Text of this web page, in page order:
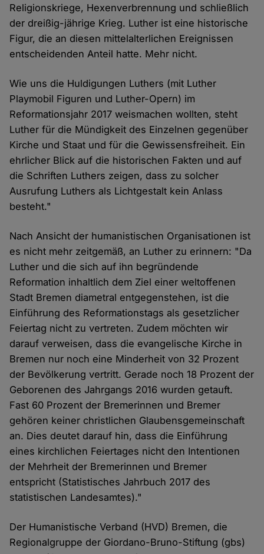
Religionskriege, Hexenverbrennung und schließlich
der dreißig-jährige Krieg. Luther ist eine historische
Figur, die an diesen mittelalterlichen Ereignissen
entscheidenden Anteil hatte. Mehr nicht.
Wie uns die Huldigungen Luthers (mit Luther
Playmobil Figuren und Luther-Opern) im
Reformationsjahr 2017 weismachen wollten, steht
Luther für die Mündigkeit des Einzelnen gegenüber
Kirche und Staat und für die Gewissensfreiheit. Ein
ehrlicher Blick auf die historischen Fakten und auf
die Schriften Luthers zeigen, dass zu solcher
Ausrufung Luthers als Lichtgestalt kein Anlass
besteht."
Nach Ansicht der humanistischen Organisationen ist
es nicht mehr zeitgemäß, an Luther zu erinnern: "Da
Luther und die sich auf ihn begründende
Reformation inhaltlich dem Ziel einer weltoffenen
Stadt Bremen diametral entgegenstehen, ist die
Einführung des Reformationstags als gesetzlicher
Feiertag nicht zu vertreten. Zudem möchten wir
darauf verweisen, dass die evangelische Kirche in
Bremen nur noch eine Minderheit von 32 Prozent
der Bevölkerung vertritt. Gerade noch 18 Prozent der
Geborenen des Jahrgangs 2016 wurden getauft.
Fast 60 Prozent der Bremerinnen und Bremer
gehören keiner christlichen Glaubensgemeinschaft
an. Dies deutet darauf hin, dass die Einführung
eines kirchlichen Feiertages nicht den Intentionen
der Mehrheit der Bremerinnen und Bremer
entspricht (Statistisches Jahrbuch 2017 des
statistischen Landesamtes)."
Der Humanistische Verband (HVD) Bremen, die
Regionalgruppe der Giordano-Bruno-Stiftung (gbs)